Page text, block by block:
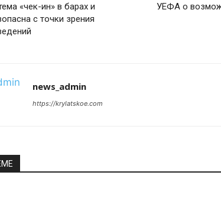
«чек-ин» в барах и
с точки зрения
УЕФА о
news_admin
https://krylatskoe.com